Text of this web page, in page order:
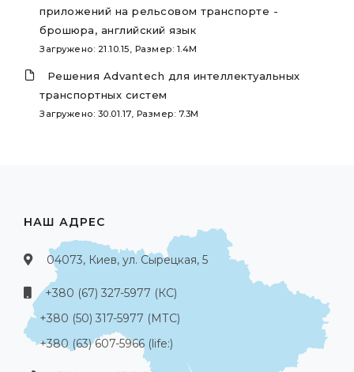
приложений на рельсовом транспорте -
брошюра, английский язык
Загружено: 21.10.15, Размер: 1.4M
Решения Advantech для интеллектуальных
транспортных систем
Загружено: 30.01.17, Размер: 7.3M
НАШ АДРЕС
04073, Киев, ул. Сырецкая, 5
+380 (67) 327-5977 (КС)
+380 (50) 317-5977 (МТС)
+380 (63) 607-5966 (life:)